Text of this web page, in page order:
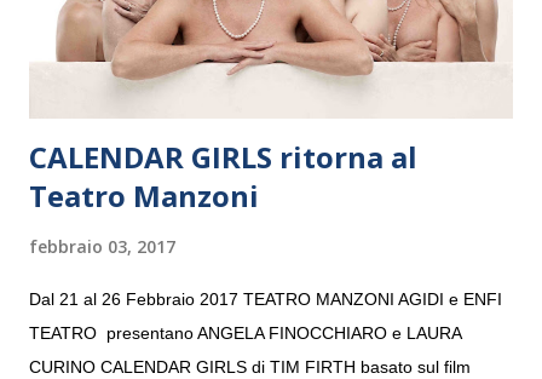
da un prestigioso consiglio di consulent...
CALENDAR GIRLS ritorna al
Teatro Manzoni
febbraio 03, 2017
Dal 21 al 26 Febbraio 2017 TEATRO MANZONI AGIDI e ENFI
TEATRO presentano ANGELA FINOCCHIARO e LAURA
CURINO CALENDAR GIRLS di TIM FIRTH basato sul film